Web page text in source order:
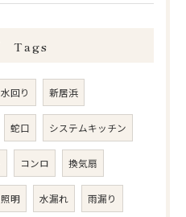
Tags
水回り 新居浜
蛇口 システムキッチン
コンロ 換気扇
照明 水漏れ 雨漏り